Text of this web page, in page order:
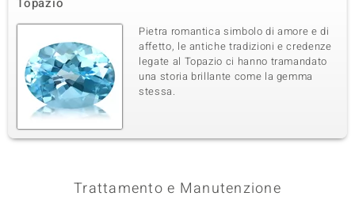
Pietra romantica simbolo di amore e di
affetto, le antiche tradizioni e credenze
legate al Topazio ci hanno tramandato
una storia brillante come la gemma
stessa.
Trattamento e Manutenzione